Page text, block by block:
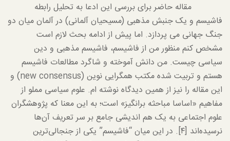
مقاله حاضر برای بررسی این ادعا به تحلیل رابطه
فاشیسم و یک جنبش مذهبی (مسیحیان آلمانی) در آلمان میان دو
جنگ جهانی می پردازد. اما پیش از ادامه بحث لازم است
مشخص کنم منظور من از فاشیسم، فاشیسم مذهبی و دین
سیاسی چیست. من دانش آموخته و شاگرد مطالعات فاشیسم
هستم و تربیت شده مکتب همگرایی نوین (new consensus) و
این مقاله را نیز از همین دیدگاه نوشته ام. علوم سیاسی مملو از
مفاهیم «اساسا مباحثه برانگیز» است؛ به این معنا که پژوهشگران
علوم اجتماعی به یک هم اندیشی جامع بر سر تعریف آن‌ها
نرسیده‌اند [۴]. در این میان “فاشیسم” یکی از جنجالی‌ترین